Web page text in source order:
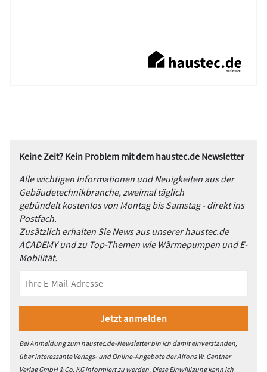
Keine Zeit? Kein Problem mit dem haustec.de Newsletter
Alle wichtigen Informationen und Neuigkeiten aus der
Gebäudetechnikbranche, zweimal täglich
gebündelt kostenlos von Montag bis Samstag - direkt ins
Postfach.
Zusätzlich erhalten Sie News aus unserer haustec.de
ACADEMY und zu Top-Themen wie Wärmepumpen und E-
Mobilität.
Bei Anmeldung zum haustec.de-Newsletter bin ich damit einverstanden,
über interessante Verlags- und Online-Angebote der Alfons W. Gentner
Verlag GmbH & Co. KG informiert zu werden. Diese Einwilligung kann ich